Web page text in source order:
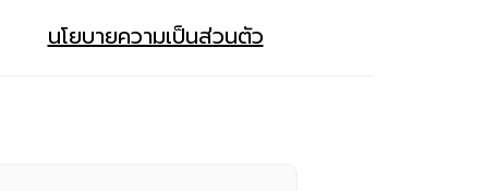
นโยบายความเป็นส่วนตัว